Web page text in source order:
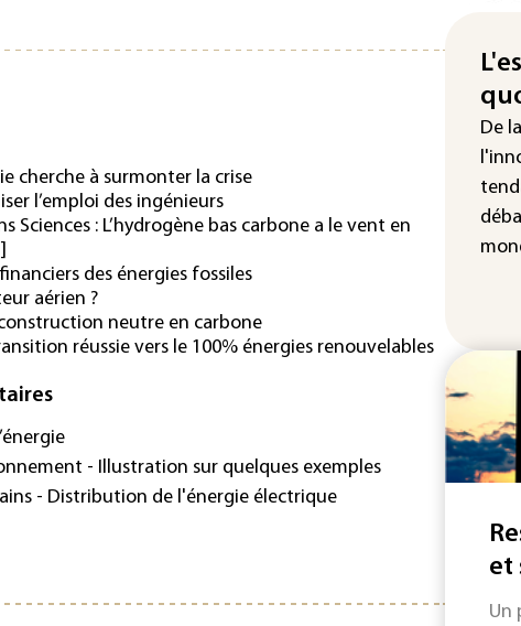
cherche à surmonter la crise
l’emploi des ingénieurs
: L’hydrogène bas carbone a le vent en
des énergies fossiles
aérien ?
neutre en carbone
réussie vers le 100% énergies renouvelables
- Illustration sur quelques exemples
- Distribution de l'énergie électrique
De
et
Un